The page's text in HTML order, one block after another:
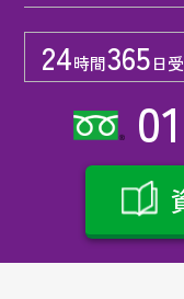
24時間365日